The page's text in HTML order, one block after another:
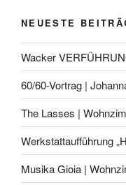
NEUESTE
Wacker
60/60-Vortrag |
The Lasses |
Werkstattaufführung
Musika Gioia |